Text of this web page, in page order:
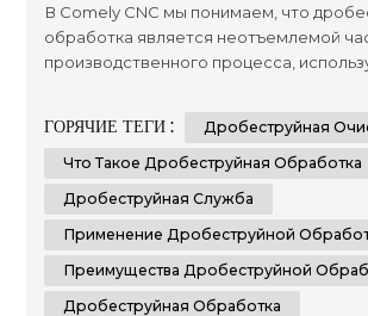
В Comely CNC мы понимаем, что
обработка является неотъемлемой
производственного процесса,
вам исчерпывающее руководство по
очистке с подробным описанием
нужно знать для достижения
результатов. Что такое дробеструй...
ГОРЯЧИЕ ТЕГИ :
Дробеструйная
Что Такое Дробеструйная Обработка
Дробеструйная Служба
Применение Дробеструйной
Преимущества Дробеструйной
Дробеструйная Обработка